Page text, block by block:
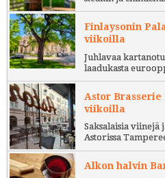
Finlaysonin
viikoilla
Juhlavaa
laadukasta
Astor Brasserie
viikoilla
Saksalaisia
Astorissa
Alkon halvin